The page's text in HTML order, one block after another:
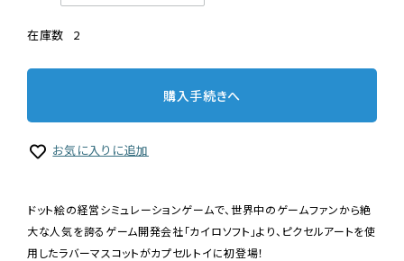
在庫数 2
購入手続きへ
お気に入りに追加
ドット絵の経営シミュレーションゲームで、世界中のゲームファンから絶
大な人気を誇るゲーム開発会社「カイロソフト」より、ピクセルアートを使
用したラバーマスコットがカプセルトイに初登場！